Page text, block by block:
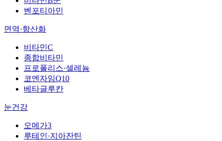
벤포티아민
면역·항산화
비타민C
종합비타민
프로폴리스·셀레늄
코엔자임Q10
베타글루칸
눈건강
오메가3
루테인·지아잔틴